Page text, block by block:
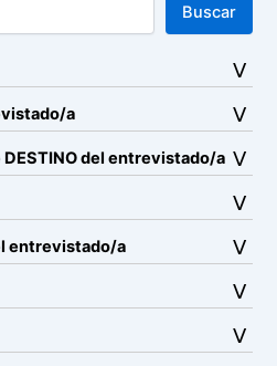
Buscar
a
del entrevistado/a
entrevistado/a